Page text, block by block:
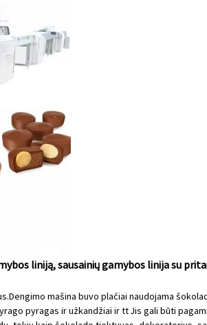
liniją, sausainių gamybos linija su
mašina buvo plačiai naudojama
pyragas ir užkandžiai ir tt Jis gali būti